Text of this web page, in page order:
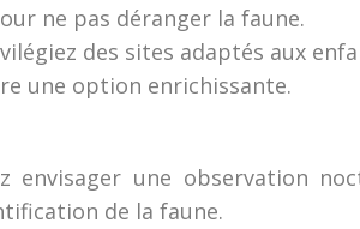
ne pas déranger la faune.
des sites adaptés aux
une option enrichissante.
une observation
de la faune.